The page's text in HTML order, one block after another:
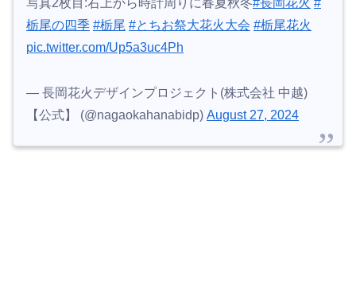
写真2枚目:右上から時計周りに春夏秋冬#長岡花火 #
栃尾の四季 #栃尾 #とちお祭大花火大会 #栃尾花火
pic.twitter.com/Up5a3uc4Ph
— 長岡花火デザインプロジェクト(株式会社 中越)
【公式】 (@nagaokahanabidp) August 27, 2024